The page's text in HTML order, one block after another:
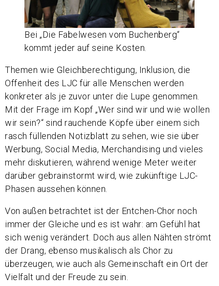
Bei „Die Fabelwesen vom Buchenberg“
kommt jeder auf seine Kosten.
Themen wie Gleichberechtigung, Inklusion, die
Offenheit des LJC für alle Menschen werden
konkreter als je zuvor unter die Lupe genommen.
Mit der Frage im Kopf „Wer sind wir und wie wollen
wir sein?“ sind rauchende Köpfe über einem sich
rasch füllenden Notizblatt zu sehen, wie sie über
Werbung, Social Media, Merchandising und vieles
mehr diskutieren, während wenige Meter weiter
darüber gebrainstormt wird, wie zukünftige LJC-
Phasen aussehen können.
Von außen betrachtet ist der Entchen-Chor noch
immer der Gleiche und es ist wahr: am Gefühl hat
sich wenig verändert. Doch aus allen Nähten strömt
der Drang, ebenso musikalisch als Chor zu
überzeugen, wie auch als Gemeinschaft ein Ort der
Vielfalt und der Freude zu sein.